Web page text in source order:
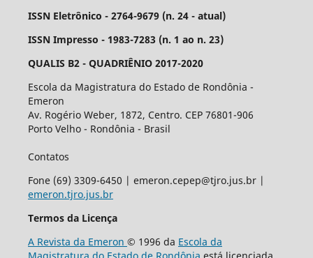
ISSN Eletrônico - 2764-9679 (n. 24 - atual)
ISSN Impresso - 1983-7283 (n. 1 ao n. 23)
QUALIS B2 - QUADRIÊNIO 2017-2020
Escola da Magistratura do Estado de Rondônia -
Emeron
Av. Rogério Weber, 1872, Centro. CEP 76801-906
Porto Velho - Rondônia - Brasil
Contatos
Fone (69) 3309-6450 | emeron.cepep@tjro.jus.br |
emeron.tjro.jus.br
Termos da Licença
A Revista da Emeron © 1996 da Escola da